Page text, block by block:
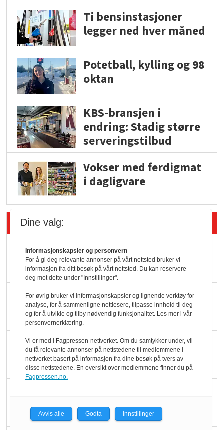
Ti bensinstasjoner
legger ned hver måned
Potetball, kylling og 98
oktan
KBS-bransjen i
endring: Stadig større
serveringstilbud
Vokser med ferdigmat
i dagligvare
Siste artikler - Butikk i praksis
Rema-flaggskip
dundrer videre
Slik opprettholdes
ølsalget
Færre varer, men fulle
hyller
Dine valg:
Informasjonskapsler og personvern
For å gi deg relevante annonser på vårt nettsted bruker vi
informasjon fra ditt besøk på vårt nettsted. Du kan reservere
deg mot dette under "Innstillinger".
For øvrig bruker vi informasjonskapsler og lignende verktøy for
analyse, for å sammenligne nettlesere, tilpasse innhold til deg
og for å utvikle og tilby nødvendig funksjonalitet. Les mer i vår
personvernerklæring.
Vi er med i Fagpressen-nettverket. Om du samtykker under, vil
du få relevante annonser på nettstedene til medlemmene i
nettverket basert på informasjon fra dine besøk på tvers av
disse nettstedene. En oversikt over medlemmene finner du på
Fagpressen.no.
Avvis alle Godta Innstillinger